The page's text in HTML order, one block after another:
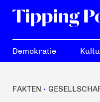
Demokratie
FAKTEN •